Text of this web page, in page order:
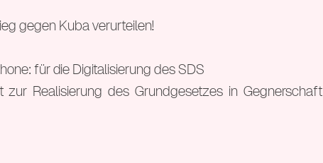
gegen Kuba verurteilen!
für die Digitalisierung des SDS
zur Realisierung des Grundgesetzes in Gegnerschaft